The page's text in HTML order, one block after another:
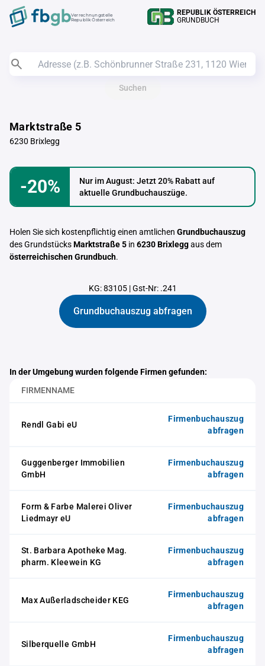
Verrechnungstelle
Republik Österreich
REPUBLIK ÖSTERREICH
GRUNDBUCH
Suchen
Marktstraße 5
6230 Brixlegg
-20%
Nur im August: Jetzt 20% Rabatt auf
aktuelle Grundbuchauszüge.
Holen Sie sich kostenpflichtig einen amtlichen Grundbuchauszug
des GrundstücksMarktstraße 5 in 6230 Brixleggaus dem
österreichischen Grundbuch.
KG: 83105|Gst-Nr: .241
Grundbuchauszug abfragen
In der Umgebung wurden folgende Firmen gefunden:
FIRMENNAME
Rendl Gabi eU
Firmenbuchauszug
abfragen
Guggenberger Immobilien
GmbH
Firmenbuchauszug
abfragen
Form & Farbe Malerei Oliver
Liedmayr eU
Firmenbuchauszug
abfragen
St. Barbara Apotheke Mag.
pharm. Kleewein KG
Firmenbuchauszug
abfragen
Max Außerladscheider KEG
Firmenbuchauszug
abfragen
Silberquelle GmbH
Firmenbuchauszug
abfragen